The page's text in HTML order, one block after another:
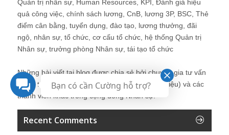
Quản trị nhân sự, Human Resources, KPI, Đánh giá hiệu
quả công việc, chính sách lương, CnB, lương 3P, BSC, Thẻ
điểm cân bằng, tuyển dụng, đào tạo, lương thưởng, đãi
ngộ, nhân sự, tổ chức, cơ cấu tổ chức, hệ thống Quản trị
Nhân sự, trưởng phòng Nhân sự, tái tạo tổ chức
Những bài viết tại blog được chia sẻ bởi chuyên gia tư vấn
Quản trị Nhân sự Nguyễn Hùng Cường (giới thiệu) và các
thành viên khác trong cộng đồng Nhân sự.
Recent Comments
Bạn có cần Cường hỗ trợ?